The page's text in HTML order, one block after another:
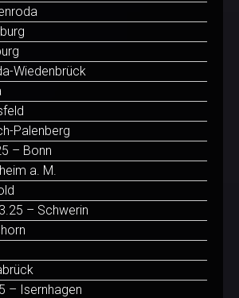
Wiedenbrück
Palenberg
– Bonn
a. M.
– Schwerin
– Isernhagen